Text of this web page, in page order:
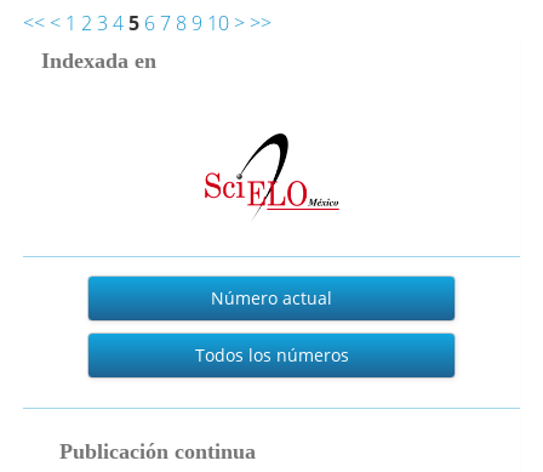
<< < 1 2 3 4 5 6 7 8 9 10 > >>
Indexada en
Actual
Número actual
Todos los números
Publicación continua